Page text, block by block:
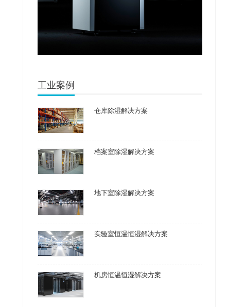
工业案例
仓库除湿解决方案
档案室除湿解决方案
地下室除湿解决方案
实验室恒温恒湿解决方案
机房恒温恒湿解决方案